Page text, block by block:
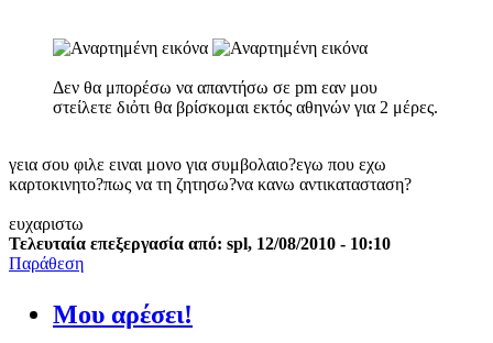
Δεν θα μπορέσω να απαντήσω σε pm εαν μου
στείλετε διὀτι θα βρίσκομαι εκτός αθηνών για 2 μέρες.
γεια σου φιλε ειναι μονο για συμβολαιο?εγω που εχω
καρτοκινητο?πως να τη ζητησω?να κανω αντικατασταση?
ευχαριστω
Τελευταία επεξεργασία από: spl, 12/08/2010 - 10:10
Παράθεση
Μου αρέσει!